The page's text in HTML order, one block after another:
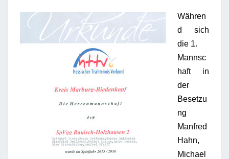
Währen
d sich
die 1.
Mannsc
haft in
der
Besetzu
ng
Manfred
Hahn,
Michael